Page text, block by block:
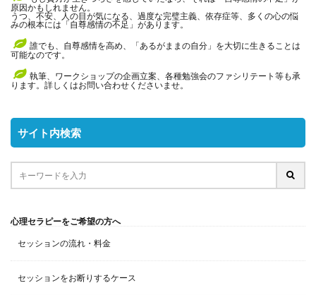
原因かもしれません。
うつ、不安、人の目が気になる、過度な完璧主義、依存症等、多くの心の悩
みの根本には「自尊感情の不足」があります。
誰でも、自尊感情を高め、「あるがままの自分」を大切に生きることは
可能なのです。
執筆、ワークショップの企画立案、各種勉強会のファシリテート等も承
ります。詳しくはお問い合わせくださいませ。
サイト内検索
心理セラピーをご希望の方へ
セッションの流れ・料金
セッションをお断りするケース